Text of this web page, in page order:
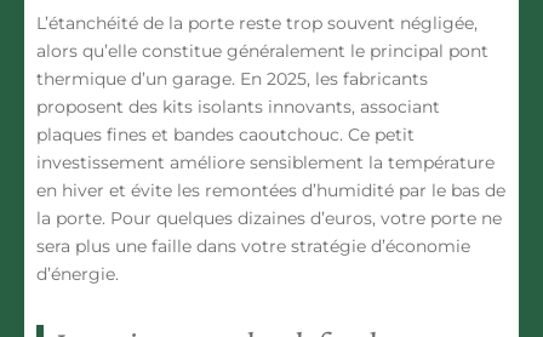
L’étanchéité de la porte reste trop souvent négligée,
alors qu’elle constitue généralement le principal pont
thermique d’un garage. En 2025, les fabricants
proposent des kits isolants innovants, associant
plaques fines et bandes caoutchouc. Ce petit
investissement améliore sensiblement la température
en hiver et évite les remontées d’humidité par le bas de
la porte. Pour quelques dizaines d’euros, votre porte ne
sera plus une faille dans votre stratégie d’économie
d’énergie.